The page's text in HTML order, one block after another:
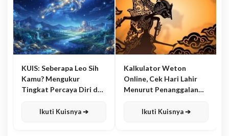
KUIS: Seberapa Leo Sih
Kamu? Mengukur
Tingkat Percaya Diri dan
Ikuti Kuisnya ➔
Kalkulator Weton
Online, Cek Hari Lahir
Menurut Penanggalan
Ikuti Kuisnya ➔